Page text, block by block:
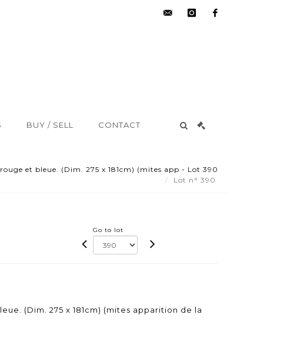
BUY / SELL CONTACT
et bleue. (Dim. 275 x 181cm) (mites app - Lot 390
Lot n° 390
Go to lot
(Dim. 275 x 181cm) (mites apparition de la